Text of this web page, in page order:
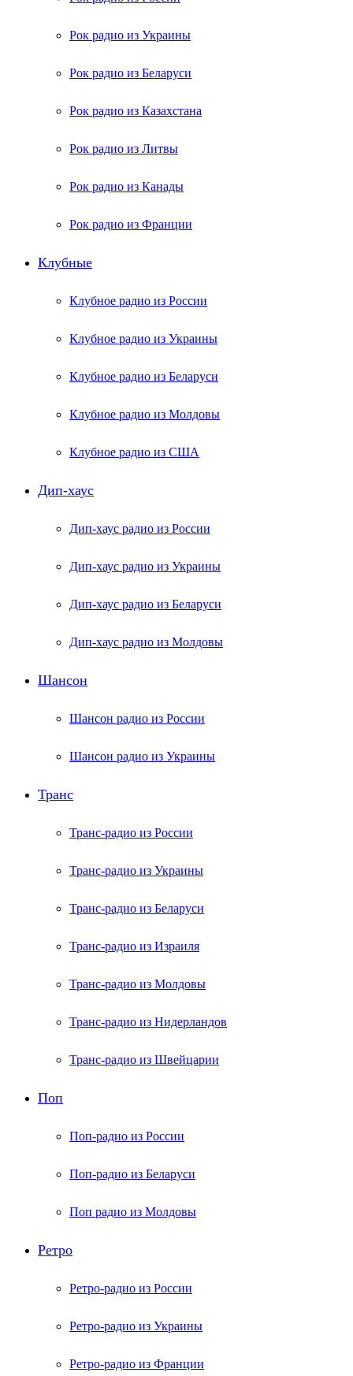
Рок радио из Украины
Рок радио из Беларуси
Рок радио из Казахстана
Рок радио из Литвы
Рок радио из Канады
Рок радио из Франции
Клубные
Клубное радио из России
Клубное радио из Украины
Клубное радио из Беларуси
Клубное радио из Молдовы
Клубное радио из США
Дип-хаус
Дип-хаус радио из России
Дип-хаус радио из Украины
Дип-хаус радио из Беларуси
Дип-хаус радио из Молдовы
Шансон
Шансон радио из России
Шансон радио из Украины
Транс
Транс-радио из России
Транс-радио из Украины
Транс-радио из Беларуси
Транс-радио из Израиля
Транс-радио из Молдовы
Транс-радио из Нидерландов
Транс-радио из Швейцарии
Поп
Поп-радио из России
Поп-радио из Беларуси
Поп радио из Молдовы
Ретро
Ретро-радио из России
Ретро-радио из Украины
Ретро-радио из Франции